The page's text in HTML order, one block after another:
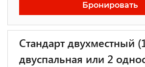
Бронировать
Стандарт двухместный
двуспальная или 2